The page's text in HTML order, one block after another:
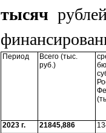
тысяч
Период
Всего (тыс.
руб.)
2023 г. 21845,886